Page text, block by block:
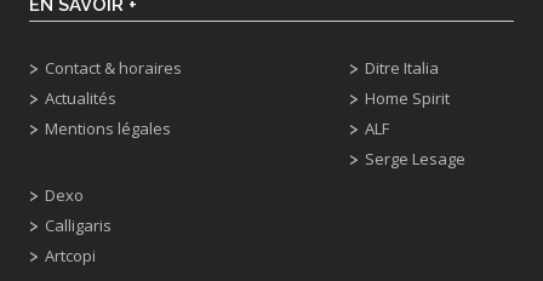
EN SAVOIR +
Contact & horaires
Actualités
Mentions légales
Dexo
Calligaris
Artcopi
Ditre Italia
Home Spirit
ALF
Serge Lesage